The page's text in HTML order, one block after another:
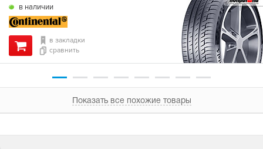
в наличии
в закладки
сравнить
Показать все похожие товары